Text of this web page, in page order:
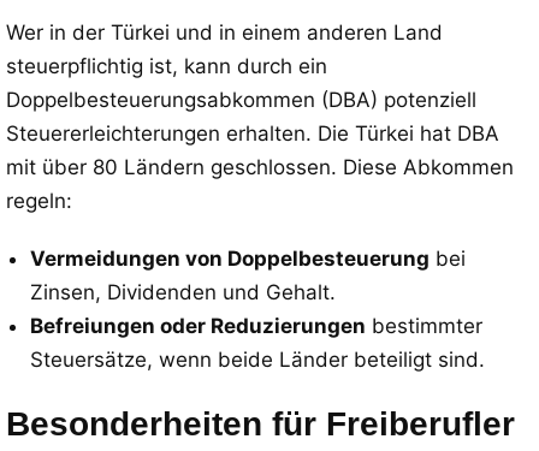
Wer in der Türkei und in einem anderen Land
steuerpflichtig ist, kann durch ein
Doppelbesteuerungsabkommen (DBA) potenziell
Steuererleichterungen erhalten. Die Türkei hat DBA
mit über 80 Ländern geschlossen. Diese Abkommen
regeln:
Vermeidungen von Doppelbesteuerung bei
Zinsen, Dividenden und Gehalt.
Befreiungen oder Reduzierungen bestimmter
Steuersätze, wenn beide Länder beteiligt sind.
Besonderheiten für Freiberufler